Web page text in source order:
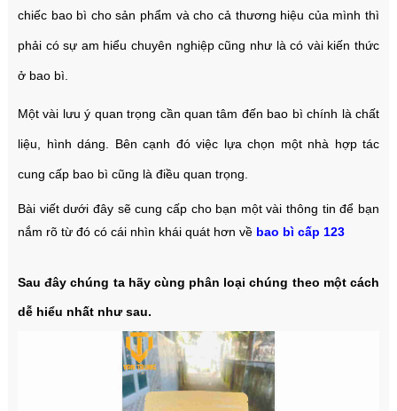
chiếc bao bì cho sản phẩm và cho cả thương hiệu của mình thì
phải có sự am hiểu chuyên nghiệp cũng như là có vài kiến thức
ở bao bì.
Một vài lưu ý quan trọng cần quan tâm đến bao bì chính là chất
liệu, hình dáng. Bên cạnh đó việc lựa chọn một nhà hợp tác
cung cấp bao bì cũng là điều quan trọng.
Bài viết dưới đây sẽ cung cấp cho bạn một vài thông tin để bạn
nắm rõ từ đó có cái nhìn khái quát hơn về bao bì cấp 123
Sau đây chúng ta hãy cùng phân loại chúng theo một cách
dễ hiểu nhất như sau.